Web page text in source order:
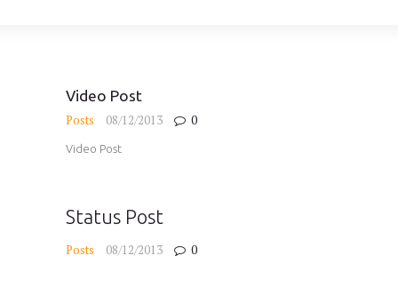
Video Post
Posts 08/12/2013 0
Video Post
Status Post
Posts 08/12/2013 0